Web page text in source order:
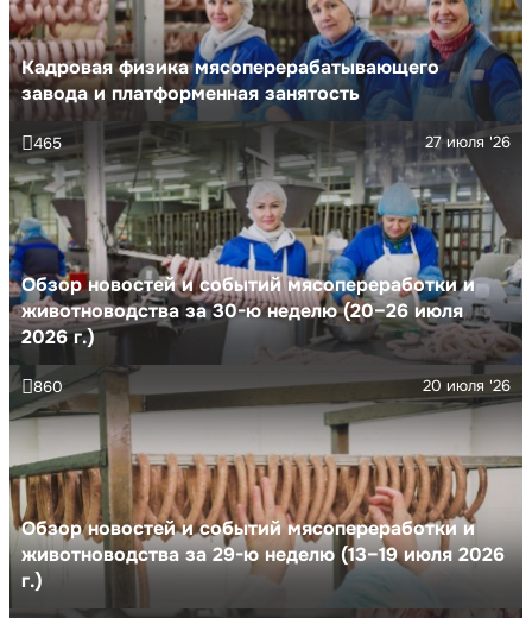
Кадровая физика мясоперерабатывающего
завода и платформенная занятость
Обзор новостей и событий мясопереработки и
животноводства за 30-ю неделю (20–26 июля
2026 г.)
27 июля '26
465
Обзор новостей и событий мясопереработки и
животноводства за 29-ю неделю (13–19 июля 2026
г.)
20 июля '26
860